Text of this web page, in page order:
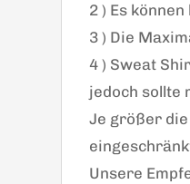
2 ) Es
3 ) Die
4 ) Sweat
jedoch sollte
Je größer
Unsere